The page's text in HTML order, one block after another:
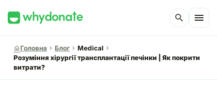
search menu
homeГоловна chevron_right Блог chevron_right Medical chevron_right
Розуміння хірургії трансплантації печінки | Як покрити
витрати?